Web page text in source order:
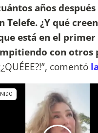
años
Telefe. ¿Y qué
está en el
con otros
comentó